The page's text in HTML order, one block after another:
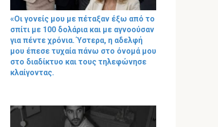
«Οι γονείς μου με πέταξαν έξω από το
σπίτι με 100 δολάρια και με αγνοούσαν
για πέντε χρόνια. Ύστερα, η αδελφή
μου έπεσε τυχαία πάνω στο όνομά μου
στο διαδίκτυο και τους τηλεφώνησε
κλαίγοντας.